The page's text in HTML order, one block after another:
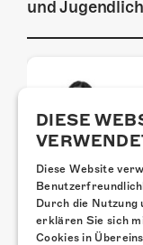
und
DIESE
Diese Website
Durch die
erklären Sie sich
Cookies in